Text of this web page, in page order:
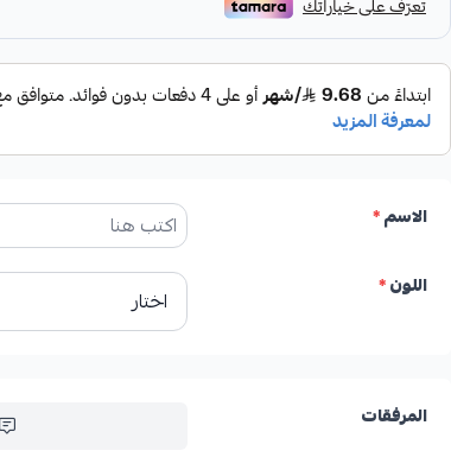
الاسم*
اللون*
المرفقات